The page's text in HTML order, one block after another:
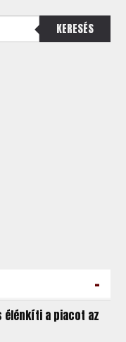
KERESÉS
-
élénkíti a piacot az